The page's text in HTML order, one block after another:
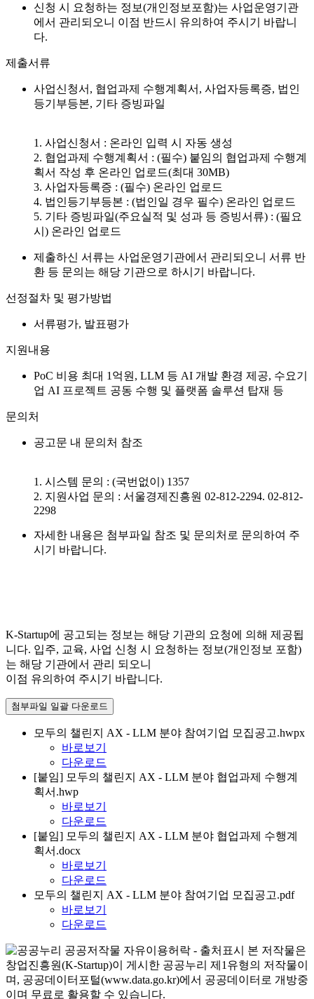
신청 시 요청하는 정보(개인정보포함)는 사업운영기관
에서 관리되오니 이점 반드시 유의하여 주시기 바랍니
다.
제출서류
사업신청서, 협업과제 수행계획서, 사업자등록증, 법인
등기부등본, 기타 증빙파일
1. 사업신청서 : 온라인 입력 시 자동 생성
2. 협업과제 수행계획서 : (필수) 붙임의 협업과제 수행계
획서 작성 후 온라인 업로드(최대 30MB)
3. 사업자등록증 : (필수) 온라인 업로드
4. 법인등기부등본 : (법인일 경우 필수) 온라인 업로드
5. 기타 증빙파일(주요실적 및 성과 등 증빙서류) : (필요
시) 온라인 업로드
제출하신 서류는 사업운영기관에서 관리되오니 서류 반
환 등 문의는 해당 기관으로 하시기 바랍니다.
선정절차 및 평가방법
서류평가, 발표평가
지원내용
PoC 비용 최대 1억원, LLM 등 AI 개발 환경 제공, 수요기
업 AI 프로젝트 공동 수행 및 플랫폼 솔루션 탑재 등
문의처
공고문 내 문의처 참조
1. 시스템 문의 : (국번없이) 1357
2. 지원사업 문의 : 서울경제진흥원 02-812-2294. 02-812-
2298
자세한 내용은 첨부파일 참조 및 문의처로 문의하여 주
시기 바랍니다.
K-Startup에 공고되는 정보는 해당 기관의 요청에 의해 제공됩
니다. 입주, 교육, 사업 신청 시 요청하는 정보(개인정보 포함)
는 해당 기관에서 관리 되오니
이점 유의하여 주시기 바랍니다.
첨부파일 일괄 다운로드
모두의 챌린지 AX - LLM 분야 참여기업 모집공고.hwpx
바로보기
다운로드
[붙임] 모두의 챌린지 AX - LLM 분야 협업과제 수행계
획서.hwp
바로보기
다운로드
[붙임] 모두의 챌린지 AX - LLM 분야 협업과제 수행계
획서.docx
바로보기
다운로드
모두의 챌린지 AX - LLM 분야 참여기업 모집공고.pdf
바로보기
다운로드
본 저작물은
창업진흥원(K-Startup)이 게시한 공공누리 제1유형의 저작물이
며, 공공데이터포털(www.data.go.kr)에서 공공데이터로 개방중
이며 무료로 활용할 수 있습니다.